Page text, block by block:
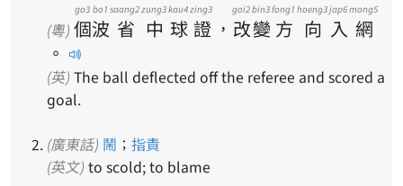
(粵) 個
go3
波
bo1
省
saang2
中
zung3
球
kau4
證
zing3
， 改
goi2
變
bin3
方
fong1
向
hoeng3
入
jap6
網
mong5
。
(英) The ball deflected off the referee and scored a
goal.
(廣東話) 鬧 ； 指責
(英文) to scold; to blame